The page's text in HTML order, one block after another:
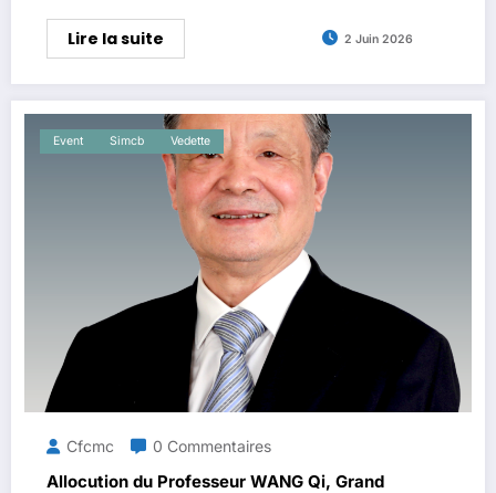
Lire la suite 2 Juin 2026
Event Simcb Vedette
Cfcmc 0 Commentaires
Allocution du Professeur WANG Qi, Grand